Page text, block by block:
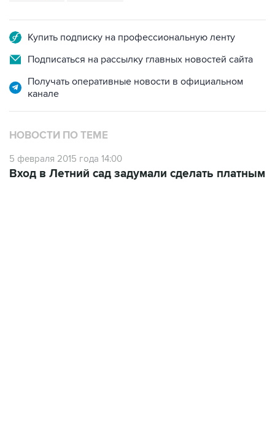
Купить подписку на профессиональную ленту
Подписаться на рассылку главных новостей сайта
Получать оперативные новости в официальном
канале
НОВОСТИ ПО ТЕМЕ
5 февраля 2015 года 14:00
Вход в Летний сад задумали сделать платным